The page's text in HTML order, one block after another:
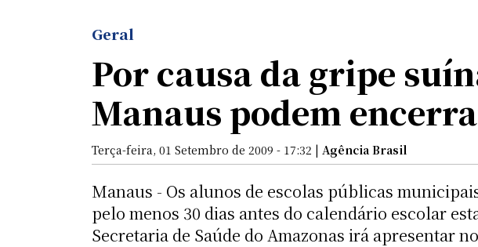
Geral
Por causa da gripe
Manaus podem
Terça-feira, 01 Setembro de 2009 - 17:32 | Agência Brasil
Manaus - Os alunos de escolas públicas
pelo menos 30 dias antes do calendário escolar
Secretaria de Saúde do Amazonas irá apresentar